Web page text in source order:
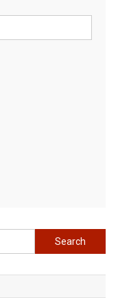
Search
for: